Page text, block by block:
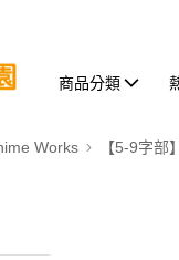
商品分類
Works 【5-9字部